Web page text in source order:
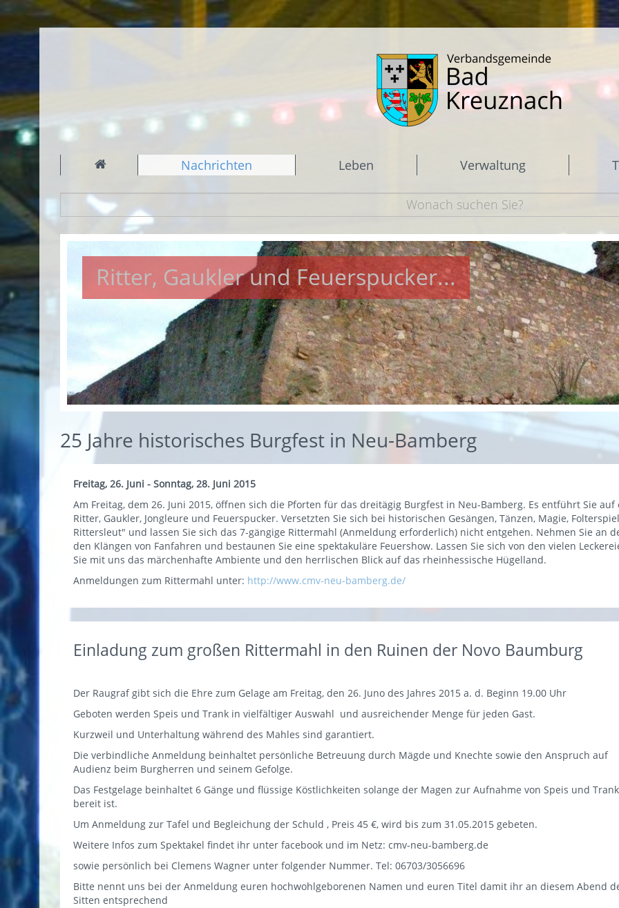
Nachrichten Leben Verwaltung
Ritter, Gaukler und Feuerspucker...
25 Jahre historisches Burgfest in Neu-Bamberg
Freitag, 26. Juni - Sonntag, 28. Juni 2015
Am Freitag, dem 26. Juni 2015, öffnen sich die Pforten für das dreitägig Burgfest in Neu-Bamberg. Es entführt Sie
Ritter, Gaukler, Jongleure und Feuerspucker. Versetzten Sie sich bei historischen Gesängen, Tänzen, Magie,
Rittersleut" und lassen Sie sich das 7-gängige Rittermahl (Anmeldung erforderlich) nicht entgehen. Nehmen Sie an
den Klängen von Fanfahren und bestaunen Sie eine spektakuläre Feuershow. Lassen Sie sich von den vielen
Sie mit uns das märchenhafte Ambiente und den herrlischen Blick auf das rheinhessische Hügelland.
Anmeldungen zum Rittermahl unter: http://www.cmv-neu-bamberg.de/
Einladung zum großen Rittermahl in den Ruinen der Novo Baumburg
Der Raugraf gibt sich die Ehre zum Gelage am Freitag, den 26. Juno des Jahres 2015 a. d. Beginn 19.00 Uhr
Geboten werden Speis und Trank in vielfältiger Auswahl und ausreichender Menge für jeden Gast.
Kurzweil und Unterhaltung während des Mahles sind garantiert.
Die verbindliche Anmeldung beinhaltet persönliche Betreuung durch Mägde und Knechte sowie den Anspruch auf
Audienz beim Burgherren und seinem Gefolge.
Das Festgelage beinhaltet 6 Gänge und flüssige Köstlichkeiten solange der Magen zur Aufnahme von Speis und Trank
bereit ist.
Um Anmeldung zur Tafel und Begleichung der Schuld , Preis 45 €, wird bis zum 31.05.2015 gebeten.
Weitere Infos zum Spektakel findet ihr unter facebook und im Netz: cmv-neu-bamberg.de
sowie persönlich bei Clemens Wagner unter folgender Nummer. Tel: 06703/3056696
Bitte nennt uns bei der Anmeldung euren hochwohlgeborenen Namen und euren Titel damit ihr an diesem Abend
Sitten entsprechend